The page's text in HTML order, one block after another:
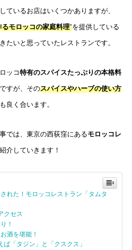
ているお店はいくつかありますが、
モロッコの家庭料理”を提供している
たいと思っていたレストランです。
ッコ特有のスパイスたっぷりの本格料
すが、そのスパイスやハーブの使い方
良く合います。
では、東京の西荻窪にあるモロッコレ
介していきます！
れた！モロッコレストラン「タムタ
クセス
！
酒を堪能！
ば「タジン」と「クスクス」